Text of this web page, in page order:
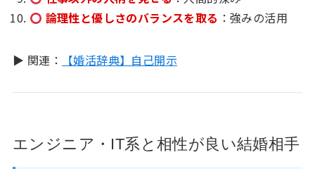
論理性と優しさのバランスを取る ：強みの活用
▶ 関連： 【婚活辞典】自己開示
エンジニア・IT系と相性が良い結婚相手